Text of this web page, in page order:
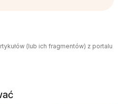
(lub ich fragmentów) z portalu